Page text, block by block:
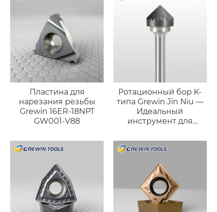
Пластина для
нарезания резьбы
Grewin 16ER-18NPT
GW001-V88
Ротационный бор K-
типа Grewin Jin Niu —
Идеальный
инструмент для
доводки поверхности